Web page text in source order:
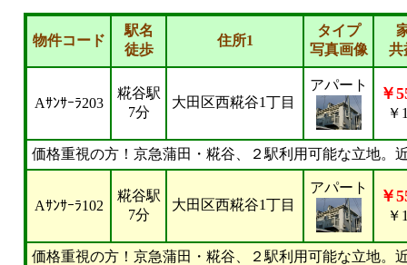
物件コード
駅名
徒歩
住所1
タイプ
写真画像
共
Aｻﾝｻｰﾗ203
糀谷駅
7分
大田区西糀谷1丁目
アパート ￥
￥
価格重視の方！京急蒲田・糀谷、２駅利用可能な立地。
Aｻﾝｻｰﾗ102
糀谷駅
7分
大田区西糀谷1丁目
アパート ￥
￥
価格重視の方！京急蒲田・糀谷、２駅利用可能な立地。